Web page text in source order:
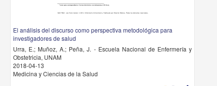
El análisis del discurso como perspectiva metodológica para
investigadores de salud
Urra, E.; Muñoz, A.; Peña, J. - Escuela Nacional de Enfermería y
Obstetricia, UNAM
2018-04-13
Medicina y Ciencias de la Salud